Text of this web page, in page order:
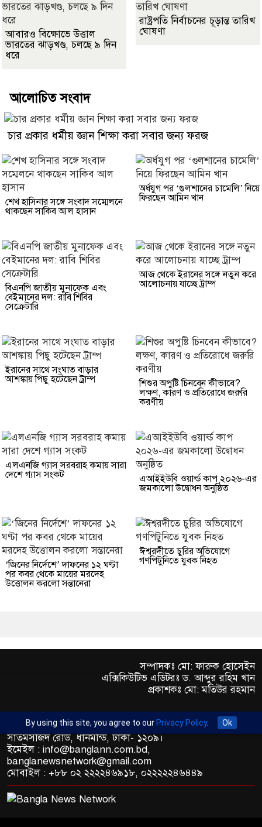
আবারও বিক্ষোভে উত্তাল
ভারতের ঝাড়খণ্ড, চলছে ৯ দিন
ধরে
রাষ্ট্রপতি নির্বাচনের চূড়ান্ত তারিখ
ঘোষণা
আলোচিত সংবাদ
চার প্রকার ধর্মীয় জ্ঞান শিক্ষা করা সবার জন্য ফরজ
শেখ হাসিনার সঙ্গে সংবাদ সম্মেলনে
থাকছেন সাকিব আল হাসান
অর্ধযুগ পর ‘গুলশানের চামেলি’ নিয়ে
ফিরছেন আমিন খান
বিএনপি জাতীয় মুনাফেক এবং
বেইমানের দল: রাবি শিবির
সেক্রেটারি
আজ থেকে ইরানের সঙ্গে নতুন করে
আলোচনায় যাচ্ছে ট্রাম্প
ইরানের সাথে সংঘাত বাড়ার
আশঙ্কায় পিছু হটেছেন ট্রাম্প
শিশুর অপুষ্টি চিনবেন কীভাবে?
লক্ষণ, কারণ ও প্রতিরোধে জরুরি
করণীয়
এলএনজি গ্যাস সরবরাহ কমায় সারা
দেশে গ্যাস সংকট
এআইইউবি ওয়ার্ল্ড কাপ ২০২৬-এর
জমকালো উদ্বোধন অনুষ্ঠিত
‘জিনের নির্দেশে’ দাফনের ১২ ঘণ্টা
পর কবর থেকে মায়ের মরদেহ
উত্তোলন করলো সন্তানেরা
ঈশ্বরদীতে চুরির অভিযোগে
গণপিটুনিতে যুবক নিহত
সম্পাদকঃ মো: ফারুক হোসেইন
এক্সিকিউটিভ এডিটরঃ ড. আব্দুর রহিম খান
প্রকাশকঃ মো: মতিউর রহমান
অফিস : রুপায়ন জেড. আর প্লাজা (৯তলা), প্লট- ৪৬,রোড নং- ৯/এ,
সাতমসজিদ রোড, ধানমন্ডি, ঢাকা- ১২০৯।
ইমেইল : info@banglann.com.bd,
banglanewsnetwork@gmail.com
মোবাইল : +৮৮ ০২ ২২২২৪৬৯১৮, ০২২২২২৪৬৪৪৯
By using this site, you agree to our Privacy Policy. Ok